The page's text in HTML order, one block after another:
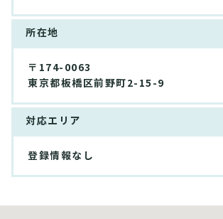
所在地
〒174-0063
東京都板橋区前野町2-15-9
対応エリア
登録情報なし